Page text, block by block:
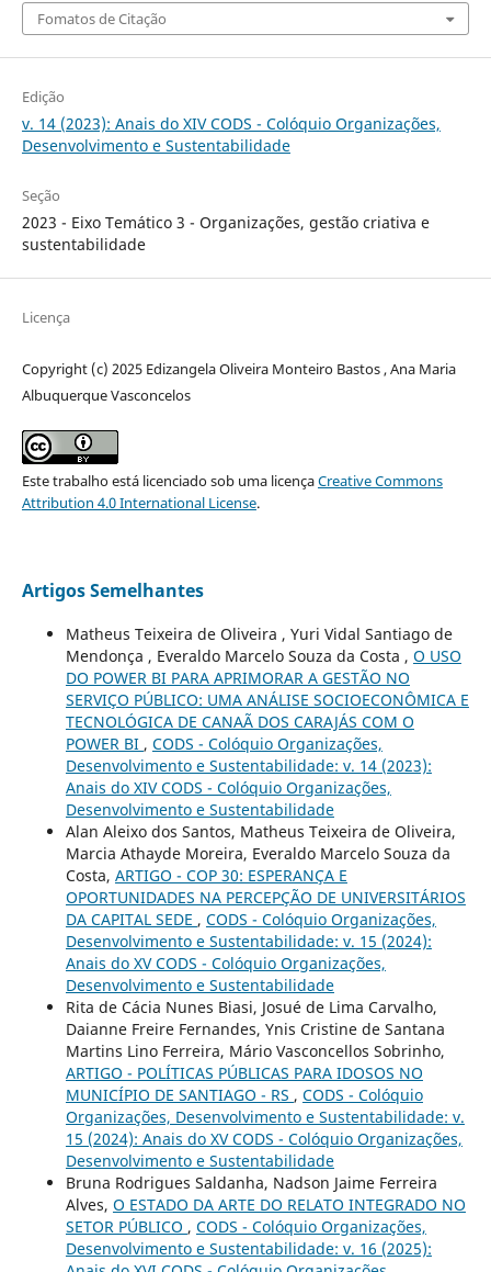
Fomatos de Citação
Edição
v. 14 (2023): Anais do XIV CODS - Colóquio Organizações,
Desenvolvimento e Sustentabilidade
Seção
2023 - Eixo Temático 3 - Organizações, gestão criativa e
sustentabilidade
Licença
Copyright (c) 2025 Edizangela Oliveira Monteiro Bastos , Ana Maria
Albuquerque Vasconcelos
Este trabalho está licenciado sob uma licençaCreative Commons
Attribution 4.0 International License.
Artigos Semelhantes
Matheus Teixeira de Oliveira , Yuri Vidal Santiago de
Mendonça , Everaldo Marcelo Souza da Costa , O USO
DO POWER BI PARA APRIMORAR A GESTÃO NO
SERVIÇO PÚBLICO: UMA ANÁLISE SOCIOECONÔMICA E
TECNOLÓGICA DE CANAÃ DOS CARAJÁS COM O
POWER BI , CODS - Colóquio Organizações,
Desenvolvimento e Sustentabilidade: v. 14 (2023):
Anais do XIV CODS - Colóquio Organizações,
Desenvolvimento e Sustentabilidade
Alan Aleixo dos Santos, Matheus Teixeira de Oliveira,
Marcia Athayde Moreira, Everaldo Marcelo Souza da
Costa, ARTIGO - COP 30: ESPERANÇA E
OPORTUNIDADES NA PERCEPÇÃO DE UNIVERSITÁRIOS
DA CAPITAL SEDE , CODS - Colóquio Organizações,
Desenvolvimento e Sustentabilidade: v. 15 (2024):
Anais do XV CODS - Colóquio Organizações,
Desenvolvimento e Sustentabilidade
Rita de Cácia Nunes Biasi, Josué de Lima Carvalho,
Daianne Freire Fernandes, Ynis Cristine de Santana
Martins Lino Ferreira, Mário Vasconcellos Sobrinho,
ARTIGO - POLÍTICAS PÚBLICAS PARA IDOSOS NO
MUNICÍPIO DE SANTIAGO - RS , CODS - Colóquio
Organizações, Desenvolvimento e Sustentabilidade: v.
15 (2024): Anais do XV CODS - Colóquio Organizações,
Desenvolvimento e Sustentabilidade
Bruna Rodrigues Saldanha, Nadson Jaime Ferreira
Alves, O ESTADO DA ARTE DO RELATO INTEGRADO NO
SETOR PÚBLICO , CODS - Colóquio Organizações,
Desenvolvimento e Sustentabilidade: v. 16 (2025):